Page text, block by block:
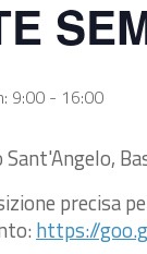
9:00 - 16:00
precisa
https://